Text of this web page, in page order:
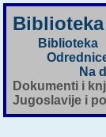
Biblioteka
Na
Dokumenti i
Jugoslavije i